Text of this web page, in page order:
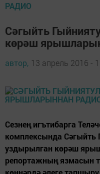
РАДИО
Сәгыйть
көрәш
автор, 13 апрель 2016 -
Сезнең игътибарга
комплексында Сәгыйть
уздырылган көрәш
репортажның язмасын